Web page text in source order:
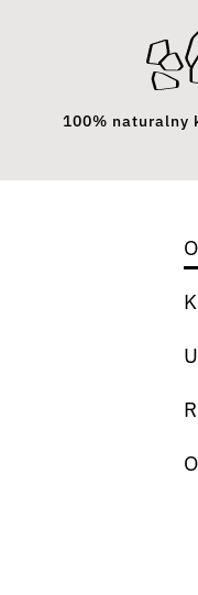
100% naturalny